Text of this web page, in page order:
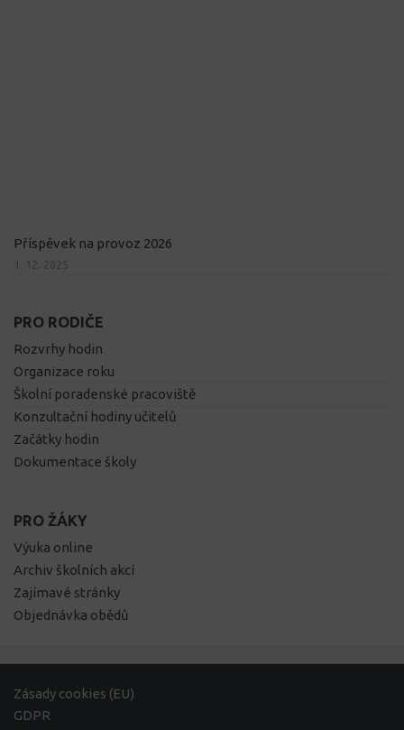
Příspěvek na provoz 2026
1. 12. 2025
PRO RODIČE
Rozvrhy hodin
Organizace roku
Školní poradenské pracoviště
Konzultační hodiny učitelů
Začátky hodin
Dokumentace školy
PRO ŽÁKY
Výuka online
Archiv školních akcí
Zajímavé stránky
Objednávka obědů
Zásady cookies (EU)
GDPR